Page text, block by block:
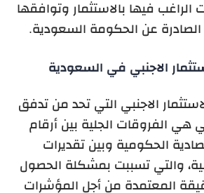
الراغب فيها بالاستثمار وتوافقها
عن الحكومة السعودية.
الاجنبي في السعودية
الاجنبي التي تحد من تدفق
هي الفروقات الجلية بين أرقام
الحكومية وبين تقديرات
والتي تسببت بمشكلة الحصول
المعتمدة من أجل المؤشرات